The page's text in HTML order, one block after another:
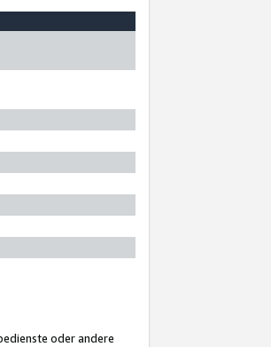
oder andere